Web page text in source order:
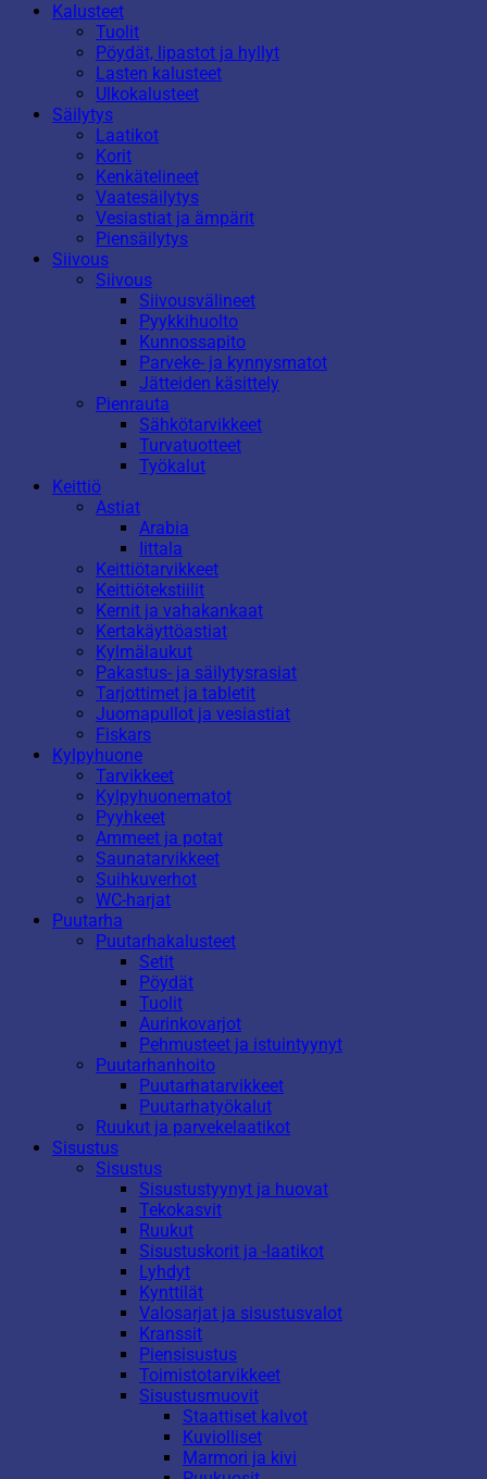
Kalusteet
Tuolit
Pöydät, lipastot ja hyllyt
Lasten kalusteet
Ulkokalusteet
Säilytys
Laatikot
Korit
Kenkätelineet
Vaatesäilytys
Vesiastiat ja ämpärit
Piensäilytys
Siivous
Siivous
Siivousvälineet
Pyykkihuolto
Kunnossapito
Parveke- ja kynnysmatot
Jätteiden käsittely
Pienrauta
Sähkötarvikkeet
Turvatuotteet
Työkalut
Keittiö
Astiat
Arabia
Iittala
Keittiötarvikkeet
Keittiötekstiilit
Kernit ja vahakankaat
Kertakäyttöastiat
Kylmälaukut
Pakastus- ja säilytysrasiat
Tarjottimet ja tabletit
Juomapullot ja vesiastiat
Fiskars
Kylpyhuone
Tarvikkeet
Kylpyhuonematot
Pyyhkeet
Ammeet ja potat
Saunatarvikkeet
Suihkuverhot
WC-harjat
Puutarha
Puutarhakalusteet
Setit
Pöydät
Tuolit
Aurinkovarjot
Pehmusteet ja istuintyynyt
Puutarhanhoito
Puutarhatarvikkeet
Puutarhatyökalut
Ruukut ja parvekelaatikot
Sisustus
Sisustus
Sisustustyynyt ja huovat
Tekokasvit
Ruukut
Sisustuskorit ja -laatikot
Lyhdyt
Kynttilät
Valosarjat ja sisustusvalot
Kranssit
Piensisustus
Toimistotarvikkeet
Sisustusmuovit
Staattiset kalvot
Kuviolliset
Marmori ja kivi